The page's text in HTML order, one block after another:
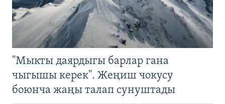
"Мыкты даярдыгы барлар гана
чыгышы керек". Жеңиш чокусу
боюнча жаңы талап сунуштады